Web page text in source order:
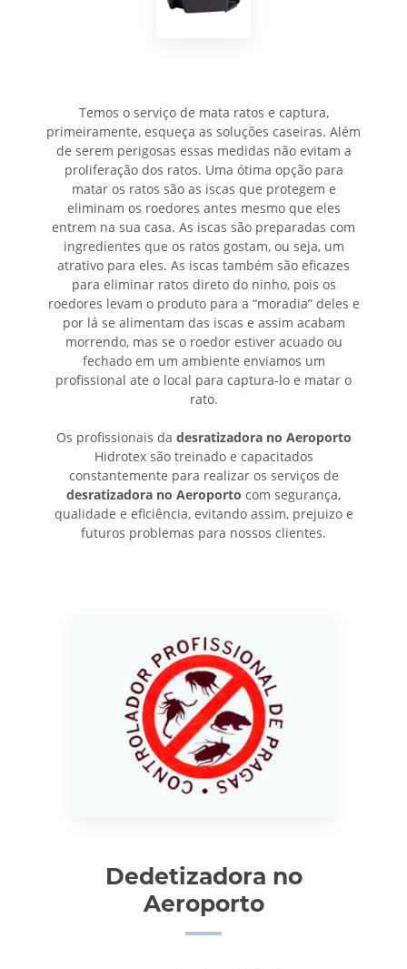
Temos o serviço de mata ratos e captura,
primeiramente, esqueça as soluções caseiras. Além
de serem perigosas essas medidas não evitam a
proliferação dos ratos. Uma ótima opção para
matar os ratos são as iscas que protegem e
eliminam os roedores antes mesmo que eles
entrem na sua casa. As iscas são preparadas com
ingredientes que os ratos gostam, ou seja, um
atrativo para eles. As iscas também são eficazes
para eliminar ratos direto do ninho, pois os
roedores levam o produto para a “moradia” deles e
por lá se alimentam das iscas e assim acabam
morrendo, mas se o roedor estiver acuado ou
fechado em um ambiente enviamos um
profissional ate o local para captura-lo e matar o
rato.
Os profissionais da desratizadora no Aeroporto
Hidrotex são treinado e capacitados
constantemente para realizar os serviços de
desratizadora no Aeroporto com segurança,
qualidade e eficiência, evitando assim, prejuizo e
futuros problemas para nossos clientes.
Dedetizadora no
Aeroporto